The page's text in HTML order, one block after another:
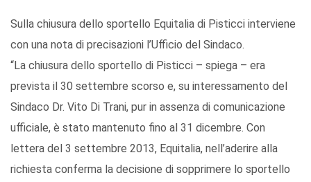
Sulla chiusura dello sportello Equitalia di Pisticci interviene
con una nota di precisazioni l’Ufficio del Sindaco.
“La chiusura dello sportello di Pisticci – spiega – era
prevista il 30 settembre scorso e, su interessamento del
Sindaco Dr. Vito Di Trani, pur in assenza di comunicazione
ufficiale, è stato mantenuto fino al 31 dicembre. Con
lettera del 3 settembre 2013, Equitalia, nell’aderire alla
richiesta conferma la decisione di sopprimere lo sportello